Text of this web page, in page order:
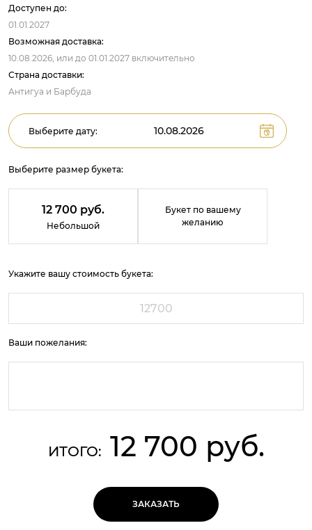
Доступен до:
01.01.2027
Возможная доставка:
10.08.2026, или до 01.01.2027 включительно
Страна доставки:
Антигуа и Барбуда
Выберите дату:
Выберите размер букета:
12 700 руб.
Небольшой
Букет по вашему
желанию
Укажите вашу стоимость букета:
Ваши пожелания:
ИТОГО: 12 700 руб.
ЗАКАЗАТЬ